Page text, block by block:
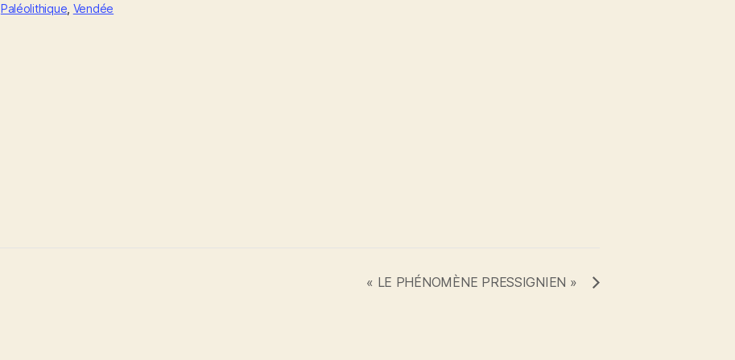
Paléolithique Vendée
« LE PHÉNOMÈNE PRESSIGNIEN »